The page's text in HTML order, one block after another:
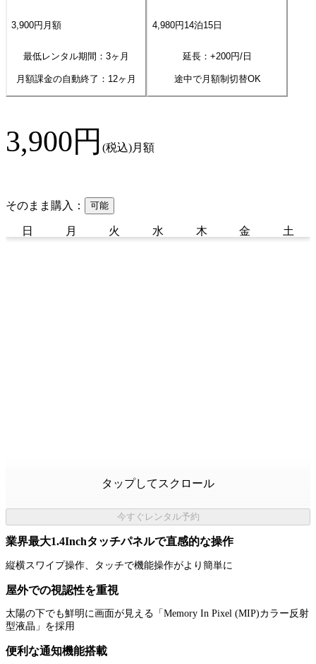
3,900円 月額
最低レンタル期間：3ヶ月
月額課金の自動終了： 12ヶ月
4,980円14泊15日
延長：+200円/日
途中で月額制切替OK
3,900円 (税込)月額
そのまま購入： 可能
日 月 火 水 木 金 土
タップしてスクロール
今すぐレンタル予約
業界最大1.4Inchタッチパネルで直感的な操作
縦横スワイプ操作、タッチで機能操作がより簡単に
屋外での視認性を重視
太陽の下でも鮮明に画面が見える「Memory In Pixel (MIP)カラー反射
型液晶」を採用
便利な通知機能搭載